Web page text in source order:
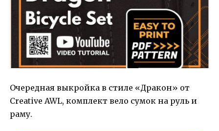
Очередная выкройка в стиле «Дракон» от
Creative AWL, комплект вело сумок на руль и
раму.